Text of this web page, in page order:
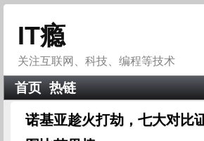
IT瘾
关注互联网、科技、编程等技术
首页 热链
诺基亚趁火打劫，七大对比